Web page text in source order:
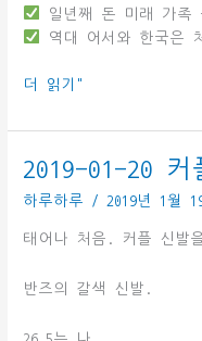
일년째 돈 미래 가족
역대 어서와 한국은
2019-
03
국
여
준
더 읽기"
2019-01-20
하루하루 / 2019년 1월
태어나 처음. 커플 신발
반즈의 갈색 신발.